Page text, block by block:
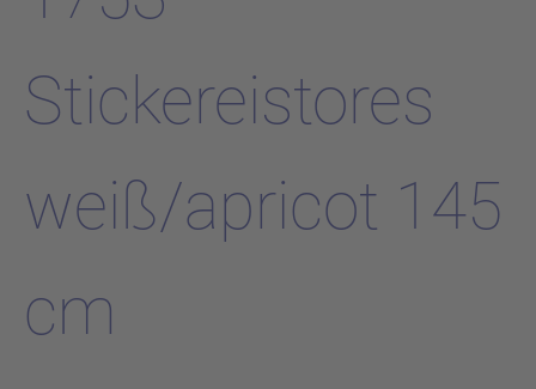
Stickereistores
weiß/apricot 145
cm